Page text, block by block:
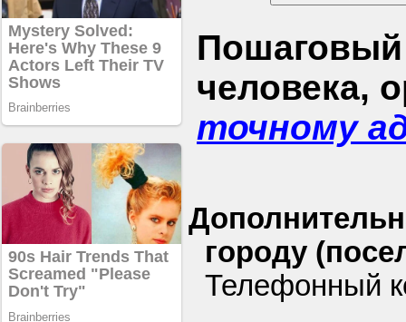
Пошаговый
человека,
точному
городу
Телефонный